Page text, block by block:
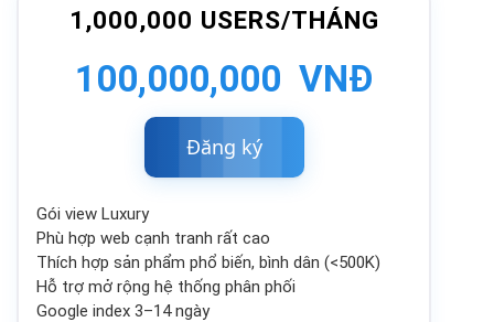
1,000,000 USERS/THÁNG
100,000,000 VNĐ
Đăng ký
Gói view Luxury
Phù hợp web cạnh tranh rất cao
Thích hợp sản phẩm phổ biến, bình dân (<500K)
Hỗ trợ mở rộng hệ thống phân phối
Google index 3–14 ngày